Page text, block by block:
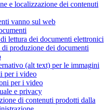
e localizzazione dei contenuti
vanno sul web
lettura dei documenti elettronici
produzione dei documenti
(alt text) per le immagini
per i video
per i video
e privacy
di contenuti prodotti dalla